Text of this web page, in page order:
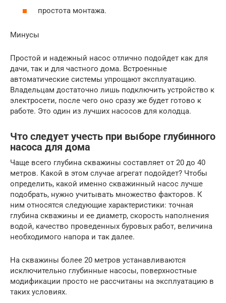
простота монтажа.
Минусы
Простой и надежный насос отлично подойдет как для
дачи, так и для частного дома. Встроенные
автоматические системы упрощают эксплуатацию.
Владельцам достаточно лишь подключить устройство к
электросети, после чего оно сразу же будет готово к
работе. Это один из лучших насосов для колодца.
Что следует учесть при выборе глубинного
насоса для дома
Чаще всего глубина скважины составляет от 20 до 40
метров. Какой в этом случае агрегат подойдет? Чтобы
определить, какой именно скважинный насос лучше
подобрать, нужно учитывать множество факторов. К
ним относятся следующие характеристики: точная
глубина скважины и ее диаметр, скорость наполнения
водой, качество проведенных буровых работ, величина
необходимого напора и так далее.
На скважины более 20 метров устанавливаются
исключительно глубинные насосы, поверхностные
модификации просто не рассчитаны на эксплуатацию в
таких условиях.